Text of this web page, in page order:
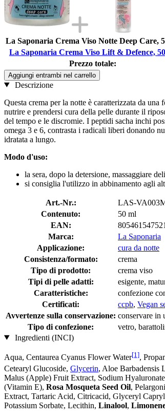
La Saponaria Crema Viso Notte Deep Care,
La Saponaria Crema Viso Lift & Defence,
Prezzo totale:
Aggiungi entrambi nel carrello
Descrizione
Questa crema per la notte è caratterizzata da
nutrire e prendersi cura della pelle durante il
del tempo e le discromie. I peptidi sacha inchi
omega 3 e 6, contrasta i radicali liberi donando
idratata a lungo.
Modo d'uso:
la sera, dopo la detersione, massaggiare
si consiglia l'utilizzo in abbinamento agli
Art.-Nr.:
LAS-
Contenuto:
50 ml
EAN:
Marca:
La Saponaria
Applicazione:
cura da notte
Consistenza/formato:
crema
Tipo di prodotto:
crema viso
Tipi di pelle adatti:
esigente,
Caratteristiche:
confezione
Certificati:
ccpb, Vegan
Avvertenze sulla conservazione: conservare in
Tipo di confezione:
vetro,
Ingredienti (INCI)
Aqua, Centaurea Cyanus Flower Water[1],
Cetearyl Glucoside, Glycerin, Aloe Barbadensis
Malus (Apple) Fruit Extract, Sodium
(Vitamin E), Rosa Mosqueta Seed Oil,
Extract, Tartaric Acid, Citricacid, Glyceryl
Potassium Sorbate, Lecithin, Linalool,